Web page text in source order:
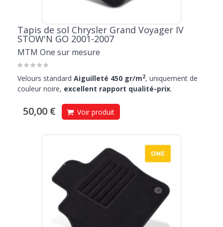
Tapis de sol Chrysler Grand Voyager IV
STOW'N GO 2001-2007
MTM One sur mesure
Velours standard Aiguilleté 450 gr/m2, uniquement de
couleur noire, excellent rapport qualité-prix.
50,00 € Voir produit